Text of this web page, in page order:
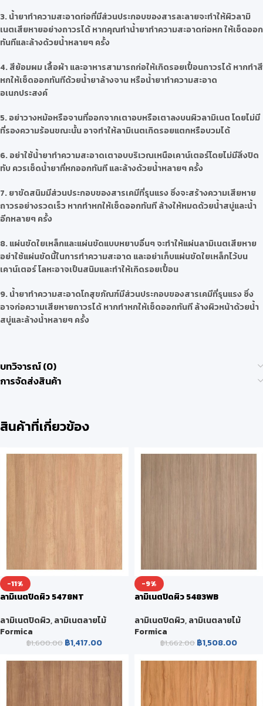
3. น้ำยาทำความสะอาดท่อที่มีส่วนประกอบของสารละลายจะทำให้ผิวลามิ
เนตเสียหายอย่างถาวรได้ หากคุณทำน้ำยาทำความสะอาดท่อหก ให้เช็ดออก
ทันทีและล้างด้วยน้ำหลายๆ ครั้ง
4. สีย้อมผม เสื้อผ้า และอาหารสามารถก่อให้เกิดรอยเปื้อนถาวรได้ หากทำสี
หกให้เช็ดออกทันทีด้วยน้ำยาล้างจาน หรือน้ำยาทำความสะอาด
อเนกประสงค์
5. อย่าวางหม้อหรือจานที่ออกจากเตาอบหรือเตาลงบนผิวลามิเนต โดยไม่มี
ที่รองความร้อนขณะนั้น อาจทำให้ลามิเนตเกิดรอยแตกหรือบวมได้
6. อย่าใช้น้ำยาทำความสะอาดเตาอบบริเวณเหนือเคาน์เตอร์โดยไม่มีสิ่งปิด
ทับ ควรเช็ดน้ำยาที่หกออกทันที และล้างด้วยน้ำหลายๆ ครั้ง
7. ยาขัดสนิมมีส่วนประกอบของสารเคมีที่รุนแรง ซึ่งจะสร้างความเสียหาย
ถาวรอย่างรวดเร็ว หากทำหกให้เช็ดออกทันที ล้างให้หมดด้วยน้ำสบู่และน้ำ
อีกหลายๆ ครั้ง
8. แผ่นขัดใยเหล็กและแผ่นขัดแบบหยาบอื่นๆ จะทำให้แผ่นลามิเนตเสียหาย
อย่าใช้แผ่นขัดนี้ในการทำความสะอาด และอย่าเก็บแผ่นขัดใยเหล็กไว้บน
เคาน์เตอร์ โลหะอาจเป็นสนิมและทำให้เกิดรอยเปื้อน
9. น้ำยาทำความสะอาดโถสุขภัณฑ์มีส่วนประกอบของสารเคมีที่รุนแรง ซึ่ง
อาจก่อความเสียหายถาวรได้ หากทำหกให้เช็ดออกทันที ล้างผิวหน้าด้วยน้ำ
สบู่และล้างน้ำหลายๆ ครั้ง
บทวิจารณ์ (0)
การจัดส่งสินค้า
สินค้าที่เกี่ยวข้อง
-11%
ลามิเนตปิดผิว 5478NT
ลามิเนตปิดผิว,ลามิเนตลายไม้
Formica
฿1,600.00 ฿1,417.00
-9%
ลามิเนตปิดผิว 5483WB
ลามิเนตปิดผิว,ลามิเนตลายไม้
Formica
฿1,662.00 ฿1,508.00